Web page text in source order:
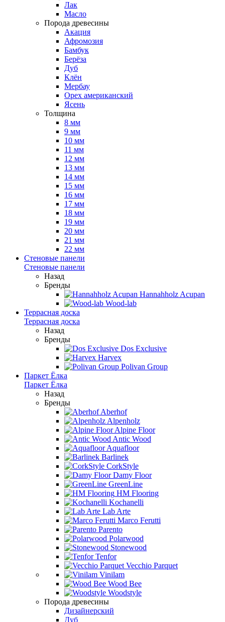
Лак
Масло
Порода древесины
Акация
Афромозия
Бамбук
Берёза
Дуб
Клён
Мербау
Орех американский
Ясень
Толщина
8 мм
9 мм
10 мм
11 мм
12 мм
13 мм
14 мм
15 мм
16 мм
17 мм
18 мм
19 мм
20 мм
21 мм
22 мм
Стеновые панели
Стеновые панели
Назад
Бренды
Hannahholz Acupan
Wood-lab
Террасная доска
Террасная доска
Назад
Бренды
Dos Exclusive
Harvex
Polivan Group
Паркет Ёлка
Паркет Ёлка
Назад
Бренды
Aberhof
Alpenholz
Alpine Floor
Antic Wood
Aquafloor
Barlinek
CorkStyle
Damy Floor
GreenLine
HM Flooring
Kochanelli
Lab Arte
Marco Ferutti
Parento
Polarwood
Stonewood
Tenfor
Vecchio Parquet
Vinilam
Wood Bee
Woodstyle
Порода древесины
Дизайнерский
Дуб